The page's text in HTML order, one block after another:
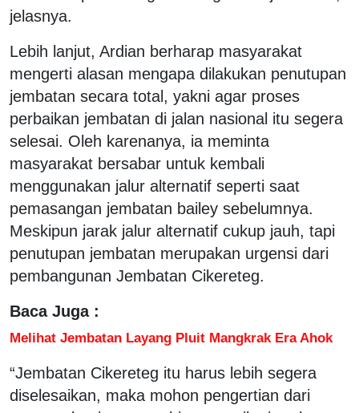
jelasnya.
Lebih lanjut, Ardian berharap masyarakat
mengerti alasan mengapa dilakukan penutupan
jembatan secara total, yakni agar proses
perbaikan jembatan di jalan nasional itu segera
selesai. Oleh karenanya, ia meminta
masyarakat bersabar untuk kembali
menggunakan jalur alternatif seperti saat
pemasangan jembatan bailey sebelumnya.
Meskipun jarak jalur alternatif cukup jauh, tapi
penutupan jembatan merupakan urgensi dari
pembangunan Jembatan Cikereteg.
Baca Juga :
Melihat Jembatan Layang Pluit Mangkrak Era Ahok
“Jembatan Cikereteg itu harus lebih segera
diselesaikan, maka mohon pengertian dari